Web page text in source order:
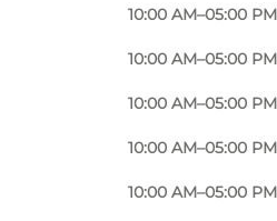
10:00 AM–05:00 PM
10:00 AM–05:00 PM
10:00 AM–05:00 PM
10:00 AM–05:00 PM
10:00 AM–05:00 PM